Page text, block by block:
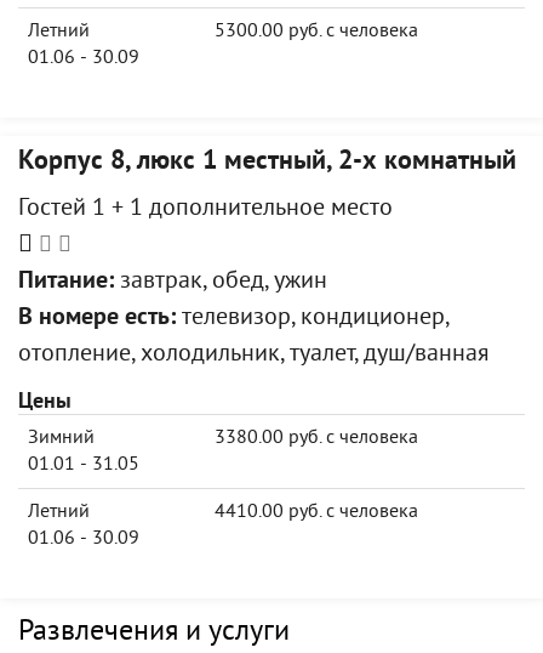
Летний
01.06 - 30.09
5300.00 руб. с человека
Корпус 8, люкс 1 местный, 2-х комнатный
Гостей 1 + 1 дополнительное место
Питание: завтрак, обед, ужин
В номере есть: телевизор, кондиционер,
отопление, холодильник, туалет, душ/ванная
Цены
Зимний
01.01 - 31.05
3380.00 руб. с человека
Летний
01.06 - 30.09
4410.00 руб. с человека
Развлечения и услуги